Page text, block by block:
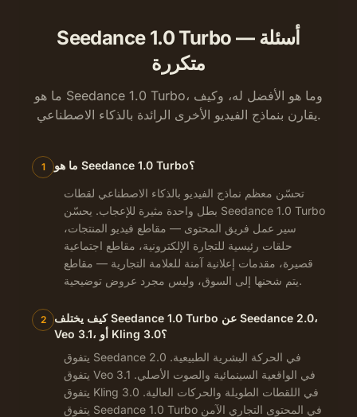
Seedance 1.0 Turbo — أسئلة
متكررة
ما هو Seedance 1.0 Turbo، وما هو الأفضل له، وكيف
يقارن بنماذج الفيديو الأخرى الرائدة بالذكاء الاصطناعي.
1 ما هو Seedance 1.0 Turbo؟
تحسّن معظم نماذج الفيديو بالذكاء الاصطناعي لقطات
بطل واحدة مثيرة للإعجاب. يحسّن Seedance 1.0 Turbo
سير عمل فريق المحتوى — مقاطع فيديو المنتجات،
حلقات رئيسية للتجارة الإلكترونية، مقاطع اجتماعية
قصيرة، مقدمات إعلانية آمنة للعلامة التجارية — مقاطع
يتم شحنها إلى السوق، وليس مجرد عروض توضيحية.
2
كيف يختلف Seedance 1.0 Turbo عن Seedance 2.0،
Veo 3.1، أو Kling 3.0؟
يتفوق Seedance 2.0 في الحركة البشرية الطبيعية.
يتفوق Veo 3.1 في الواقعية السينمائية والصوت الأصلي.
يتفوق Kling 3.0 في اللقطات الطويلة والحركات العالية.
يتفوق Seedance 1.0 Turbo في المحتوى التجاري الآمن